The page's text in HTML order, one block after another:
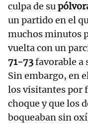
culpa de su
un partido en el
muchos minutos
vuelta con un
71-73favorable a
Sin embargo, en
los visitantes por
choque y que los
boqueaban sin